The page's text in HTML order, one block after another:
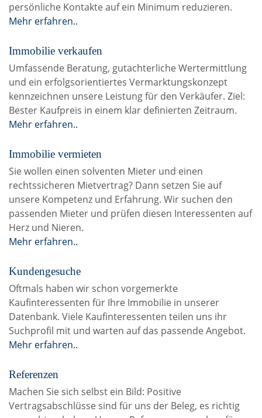
persönliche Kontakte auf ein Minimum reduzieren.
Mehr erfahren..
Immobilie verkaufen
Umfassende Beratung, gutachterliche Wertermittlung
und ein erfolgsorientiertes Vermarktungskonzept
kennzeichnen unsere Leistung für den Verkäufer. Ziel:
Bester Kaufpreis in einem klar definierten Zeitraum.
Mehr erfahren..
Immobilie vermieten
Sie wollen einen solventen Mieter und einen
rechtssicheren Mietvertrag? Dann setzen Sie auf
unsere Kompetenz und Erfahrung. Wir suchen den
passenden Mieter und prüfen diesen Interessenten auf
Herz und Nieren.
Mehr erfahren..
Kundengesuche
Oftmals haben wir schon vorgemerkte
Kaufinteressenten für Ihre Immobilie in unserer
Datenbank. Viele Kaufinteressenten teilen uns ihr
Suchprofil mit und warten auf das passende Angebot.
Mehr erfahren..
Referenzen
Machen Sie sich selbst ein Bild: Positive
Vertragsabschlüsse sind für uns der Beleg, es richtig